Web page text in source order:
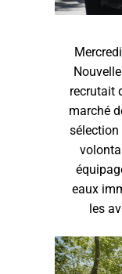
recrutait
marché
eaux
les